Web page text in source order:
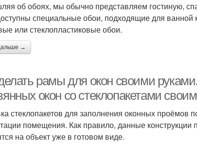
об обоях, мы обычно представляем гостиную,
специальные обои, подходящие для
или стеклопластиковые обои.
→
рамы для окон своими
окон со стеклопакетами
стеклопакетов для заполнения оконных проёмов
помещения. Как правило, данные
на объект уже в готовом виде.